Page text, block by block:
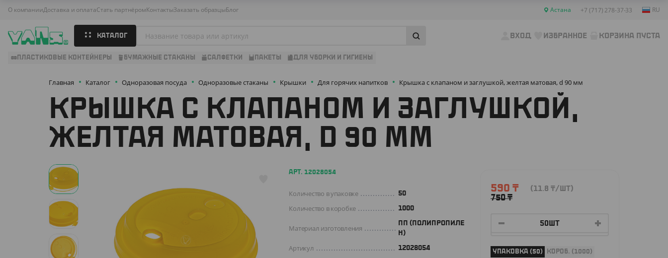
О компанииДоставка и оплатаСтать партнёромКонтактыЗаказать образцыБлог Астана +7 (717) 278-37-33 RU
КАТАЛОГ ВХОД ИЗБРАННОЕ КОРЗИНА ПУСТА
ПЛАСТИКОВЫЕ КОНТЕЙНЕРЫ БУМАЖНЫЕ СТАКАНЫ САЛФЕТКИ ПАКЕТЫ ДЛЯ УБОРКИ И ГИГИЕНЫ
Главная Каталог Одноразовая посуда Одноразовые стаканы Крышки Для горячих напитков Крышка с клапаном и заглушкой, желтая матовая, d 90 мм
КРЫШКА С КЛАПАНОМ И ЗАГЛУШКОЙ,
ЖЕЛТАЯ МАТОВАЯ, D 90 ММ
590 ₸
750₸
(11.8 ₸/ШТ)
УПАКОВКА (50) КОРОБ. (1000)
АРТ. 12028054
Количество в упаковке 50
Количество в коробке 1000
Материал изготовления
ПП (ПОЛИПРОПИЛЕ
Н)
Артикул 12028054